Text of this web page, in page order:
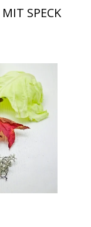
SPECK